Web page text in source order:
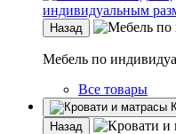
индивидуальным
Назад
Мебель по
Все товары
Назад